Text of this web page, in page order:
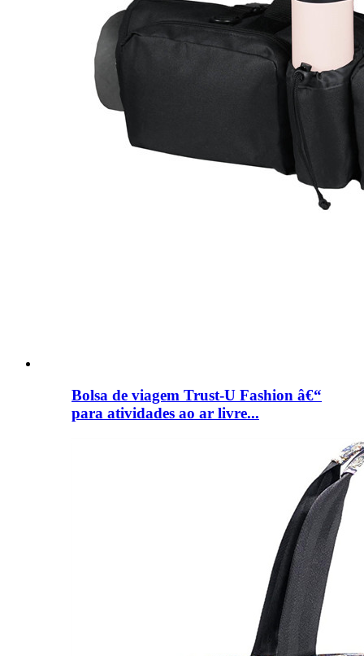
Bolsa de viagem Trust-U Fashion â€“
para atividades ao ar livre...